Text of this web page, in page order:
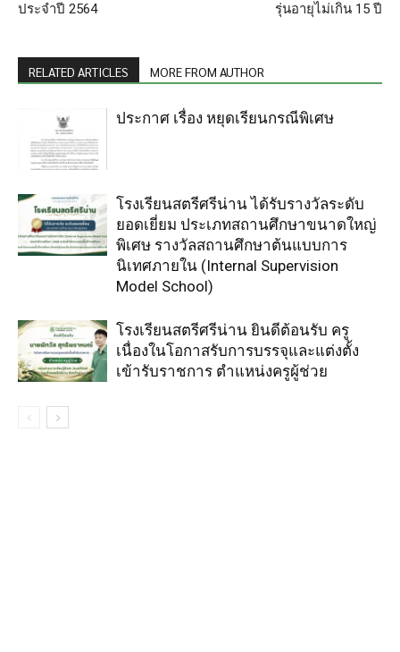
ประจำปี 2564
รุ่นอายุไม่เกิน 15 ปี
RELATED ARTICLES MORE FROM AUTHOR
ประกาศ เรื่อง หยุดเรียนกรณีพิเศษ
โรงเรียนสตรีศรีน่าน ได้รับรางวัลระดับ
ยอดเยี่ยม ประเภทสถานศึกษาขนาดใหญ่
พิเศษ รางวัลสถานศึกษาต้นแบบการ
นิเทศภายใน (Internal Supervision
Model School)
โรงเรียนสตรีศรีน่าน ยินดีต้อนรับ ครู
เนื่องในโอกาสรับการบรรจุและแต่งตั้ง
เข้ารับราชการ ตำแหน่งครูผู้ช่วย